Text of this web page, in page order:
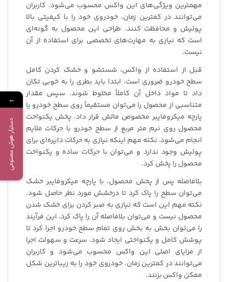
مهمترین ویژگی‌های این واکس محسوب می‌شود. کاربران
می‌توانند در کمترین زمان، خودروی خود را با کیفیتی بالا
پولیش و محافظت کنند. طراحی این محصول به گونه‌ای
است که نیازی به مهارت‌های تخصصی برای استفاده از آن
نیست.
قبل از استفاده از واکس، شستشو و خشک کردن کامل
سطح خودرو ضروری است. ابتدا باید بطری را به خوبی تکان
داد تا مواد داخل آن کاملاً مخلوط شوند. سپس مقدار
متناسبی از محصول را می‌توان مستقیماً روی سطح خودرو یا
پارچه میکروفایبر مخصوص مالش قرار داد. پخش یکنواخت
محصول روی نیم متر مربع از سطح خودرو با حرکات ملایم
انجام می‌شود. نکته مهم اینکه نیازی به حرکات دایره‌ای برای
پولیش وجود ندارد و می‌توان با حرکات ساده و یکنواخت
محصول را پخش کرد.
بلافاصله پس از پخش محصول، با پارچه میکروفایبر خشک
می‌توان سطح را پاک کرد تا درخشش مورد نظر حاصل شود.
نکته مهم این است که نیازی به صبر کردن برای خشک شدن
محصول نیست و می‌توان بلافاصله آن را پاک کرد. این فرآیند
را می‌توان بخش به بخش روی تمام سطح خودرو اجرا کرد تا
پوشش کامل و یکنواختی ایجاد شود. سرعت و سهولت اجرا
از مزایای اصلی این واکس محسوب می‌شود و کاربران
می‌توانند در کمترین زمان، خودروی خود را به زیباترین شکل
ممکن واکس بزنند.
←
دستیار هوش مصنوعی